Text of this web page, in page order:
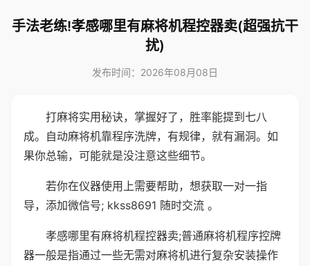
手法老练!孝感哪里有麻将机程控器卖(超强抗干
扰)
发布时间：2026年08月08日
打麻将实用秘诀，掌握好了，胜率能提到七八
成。自动麻将机靠程序洗牌，有规律，就有漏洞。如
果你总输，可能就是没注意这些细节。
若你在仪器使用上需要帮助，想获取一对一指
导，添加微信号; kkss8691 随时交流 。
孝感哪里有麻将机程控器卖;普通麻将机程序控牌
器一般是指通过一些无需对麻将机进行复杂安装操作